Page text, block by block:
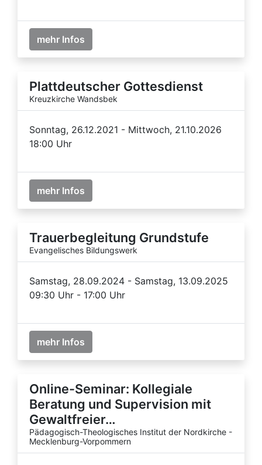
mehr Infos
Plattdeutscher Gottesdienst
Kreuzkirche Wandsbek
Sonntag, 26.12.2021 - Mittwoch, 21.10.2026
18:00 Uhr
mehr Infos
Trauerbegleitung Grundstufe
Evangelisches Bildungswerk
Samstag, 28.09.2024 - Samstag, 13.09.2025
09:30 Uhr - 17:00 Uhr
mehr Infos
Online-Seminar: Kollegiale
Beratung und Supervision mit
Gewaltfreier…
Pädagogisch-Theologisches Institut der Nordkirche -
Mecklenburg-Vorpommern